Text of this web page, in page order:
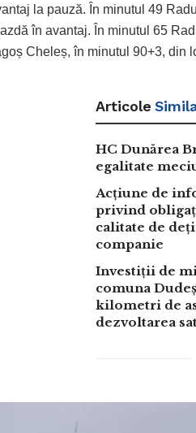
la pauză. În minutul 49
în avantaj. În minutul 65
Cheleș, în minutul 90+3, din
Articole
HC Dunărea
egalitate
Acțiune de
privind
calitate de
companie
Investiții de
comuna
kilometri de
dezvoltarea